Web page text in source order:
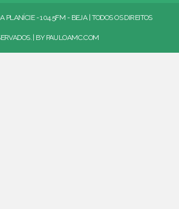
- 104.5FM - BEJA | TODOS OS DIREITOS
| BY PAULOAMC.COM